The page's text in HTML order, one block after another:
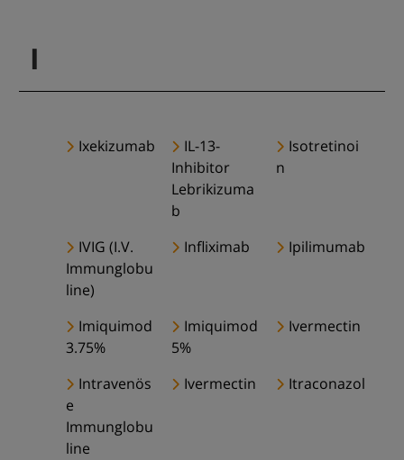
I
Ixekizumab
IL-13-
Inhibitor
Lebrikizuma
b
Isotretinoi
n
IVIG (I.V.
Immunglobu
line)
Infliximab Ipilimumab
Imiquimod
3.75%
Imiquimod
5%
Ivermectin
Intravenös
e
Immunglobu
line
Ivermectin Itraconazol